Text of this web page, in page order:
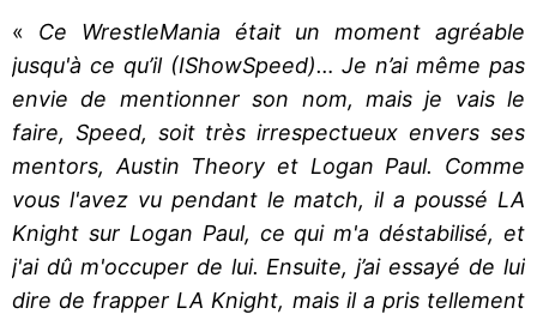
« Ce WrestleMania était un moment agréable
jusqu'à ce qu’il (IShowSpeed)… Je n’ai même pas
envie de mentionner son nom, mais je vais le
faire, Speed, soit très irrespectueux envers ses
mentors, Austin Theory et Logan Paul. Comme
vous l'avez vu pendant le match, il a poussé LA
Knight sur Logan Paul, ce qui m'a déstabilisé, et
j'ai dû m'occuper de lui. Ensuite, j’ai essayé de lui
dire de frapper LA Knight, mais il a pris tellement